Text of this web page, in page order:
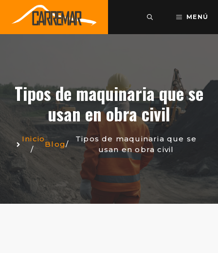
contenido
MENÚ
Tipos de maquinaria que se
usan en obra civil
Inicio
/
Blog/
Tipos de maquinaria que se
usan en obra civil